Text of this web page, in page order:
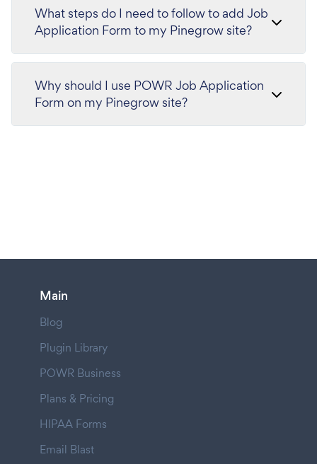
What steps do I need to follow to add Job
Application Form to my Pinegrow site?
Why should I use POWR Job Application
Form on my Pinegrow site?
Main
Blog
Plugin Library
POWR Business
Plans & Pricing
HIPAA Forms
Email Blast